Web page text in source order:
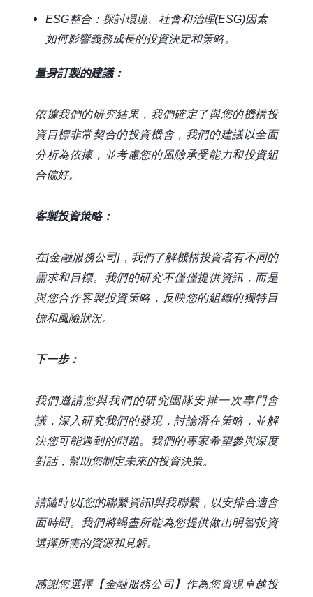
ESG整合：探討環境、社會和治理(ESG)因素
如何影響義務成長的投資決定和策略。
量身訂製的建議：
依據我們的研究結果，我們確定了與您的機構投
資目標非常契合的投資機會，我們的建議以全面
分析為依據，並考慮您的風險承受能力和投資組
合偏好。
客製投資策略：
在[金融服務公司]，我們了解機構投資者有不同的
需求和目標。我們的研究不僅僅提供資訊，而是
與您合作客製投資策略，反映您的組織的獨特目
標和風險狀況。
下一步：
我們邀請您與我們的研究團隊安排一次專門會
議，深入研究我們的發現，討論潛在策略，並解
決您可能遇到的問題。我們的專家希望參與深度
對話，幫助您制定未來的投資決策。
請隨時以[您的聯繫資訊]與我聯繫，以安排合適會
面時間。我們將竭盡所能為您提供做出明智投資
選擇所需的資源和見解。
感謝您選擇【金融服務公司】作為您實現卓越投